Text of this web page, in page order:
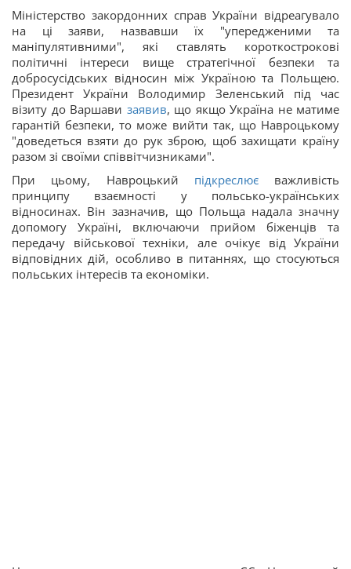
Міністерство закордонних справ України відреагувало
на ці заяви, назвавши їх "упередженими та
маніпулятивними", які ставлять короткострокові
політичні інтереси вище стратегічної безпеки та
добросусідських відносин між Україною та Польщею.
Президент України Володимир Зеленський під час
візиту до Варшави заявив, що якщо Україна не матиме
гарантій безпеки, то може вийти так, що Навроцькому
"доведеться взяти до рук зброю, щоб захищати країну
разом зі своїми співвітчизниками".
При цьому, Навроцький підкреслюєважливість
принципу взаємності у польсько-українських
відносинах. Він зазначив, що Польща надала значну
допомогу Україні, включаючи прийом біженців та
передачу військової техніки, але очікує від України
відповідних дій, особливо в питаннях, що стосуються
польських інтересів та економіки.